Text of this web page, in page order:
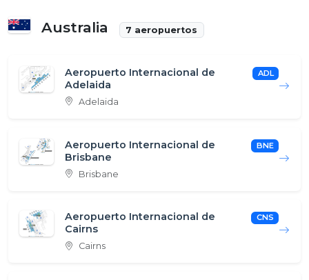
Australia 7 aeropuertos
Aeropuerto Internacional de
Adelaida
ADL
Adelaida
Aeropuerto Internacional de
Brisbane
BNE
Brisbane
Aeropuerto Internacional de
Cairns
CNS
Cairns